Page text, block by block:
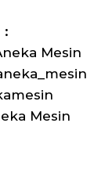
:
Mesin
Mesin